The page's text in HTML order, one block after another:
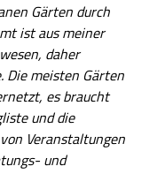
Gärten durch
ist aus meiner
daher
Die meisten Gärten
es braucht
und die
Veranstaltungen
und